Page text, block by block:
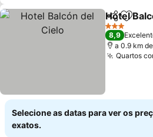
Partilhar
Hotel
3 Estrelas
8,9
a 0.9 km
Quartos
Selecione as datas para ver os
exatos.